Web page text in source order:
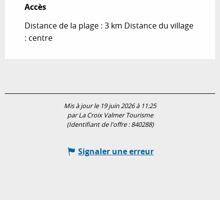
Accès
Accès
Distance de la plage : 3 km Distance du village
: centre
Mis à jour le 19 juin 2026 à 11:25
par La Croix Valmer Tourisme
(Identifiant de l'offre :840288)
Signaler une erreur